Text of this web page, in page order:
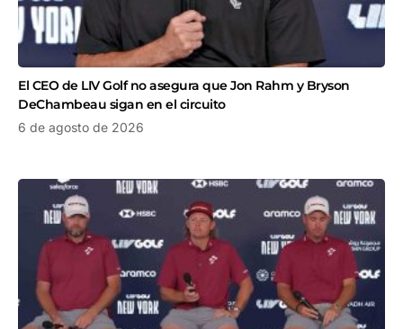
El CEO de LIV Golf no asegura que Jon Rahm y Bryson
DeChambeau sigan en el circuito
6 de agosto de 2026